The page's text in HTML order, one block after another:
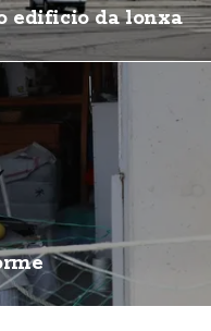
edificio da lonxa